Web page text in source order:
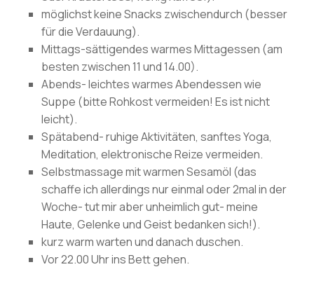
möglichst keine Snacks zwischendurch (besser
für die Verdauung).
Mittags-sättigendes warmes Mittagessen (am
besten zwischen 11 und 14.00).
Abends- leichtes warmes Abendessen wie
Suppe (bitte Rohkost vermeiden! Es ist nicht
leicht).
Spätabend- ruhige Aktivitäten, sanftes Yoga,
Meditation, elektronische Reize vermeiden.
Selbstmassage mit warmen Sesamöl (das
schaffe ich allerdings nur einmal oder 2mal in der
Woche- tut mir aber unheimlich gut- meine
Haute, Gelenke und Geist bedanken sich!).
kurz warm warten und danach duschen.
Vor 22.00 Uhr ins Bett gehen.